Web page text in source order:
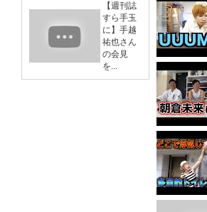
【週刊誌
すら手玉
に】手越
祐也さん
の会見
を...